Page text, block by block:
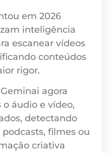
em 2026
inteligência
escanear vídeos
conteúdos
rigor.
agora
áudio e vídeo,
detectando
filmes ou
criativa